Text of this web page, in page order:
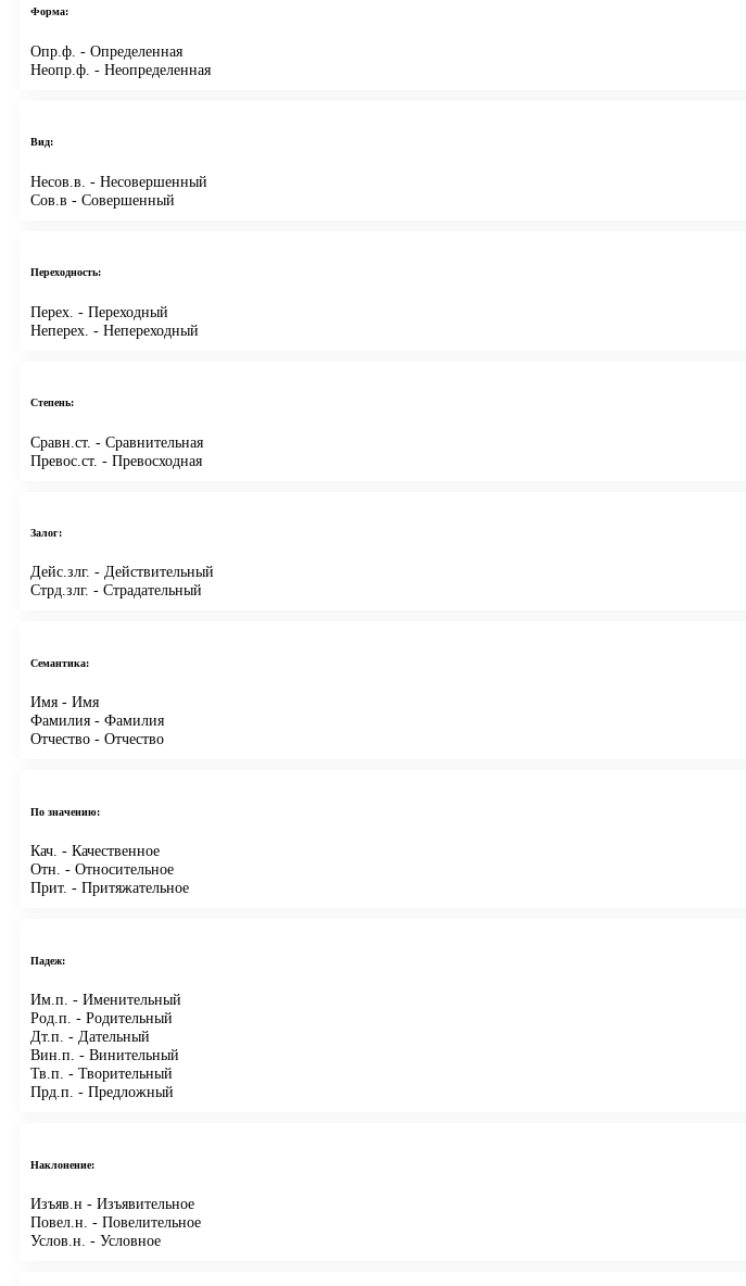
Форма:
Опр.ф. - Определенная
Неопр.ф. - Неопределенная
Вид:
Несов.в. - Несовершенный
Сов.в - Совершенный
Переходность:
Перех. - Переходный
Неперех. - Непереходный
Степень:
Сравн.ст. - Сравнительная
Превос.ст. - Превосходная
Залог:
Дейс.злг. - Действительный
Стрд.злг. - Страдательный
Семантика:
Имя - Имя
Фамилия - Фамилия
Отчество - Отчество
По значению:
Кач. - Качественное
Отн. - Относительное
Прит. - Притяжательное
Падеж:
Им.п. - Именительный
Род.п. - Родительный
Дт.п. - Дательный
Вин.п. - Винительный
Тв.п. - Творительный
Прд.п. - Предложный
Наклонение:
Изъяв.н - Изъявительное
Повел.н. - Повелительное
Услов.н. - Условное